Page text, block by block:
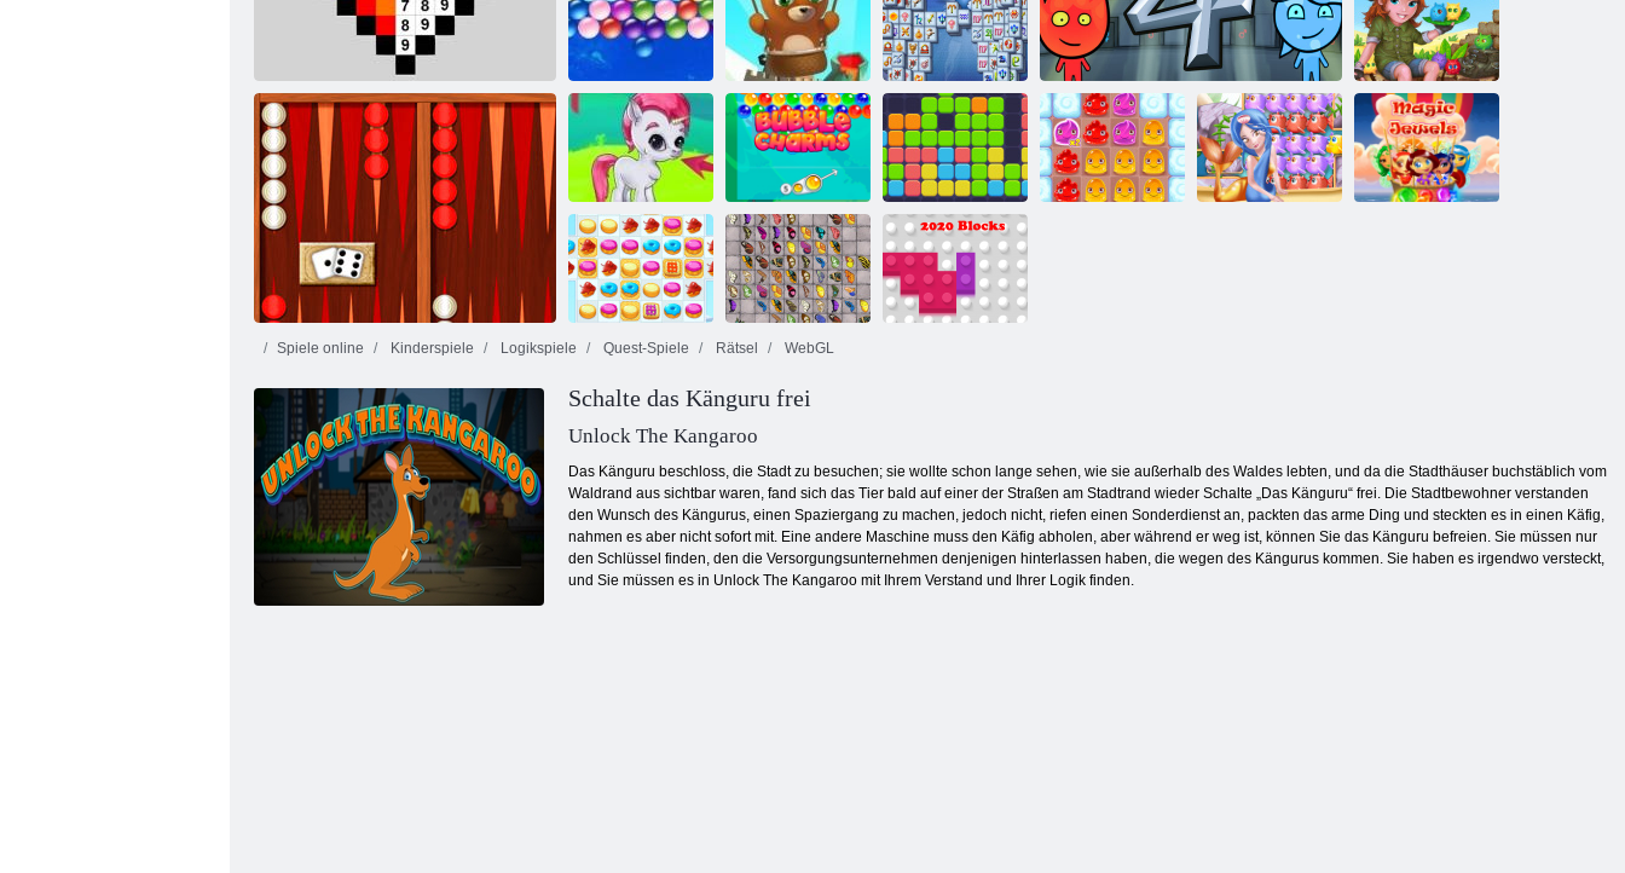
Pixel nach Zahlen
Scharfschützenangriff
Zwei Punk-
Rennen
Sportfahrradsimulator
Drift 3d
Schmetterlings
Kyodai
Endlose Bubbles
Bubble Shooter
endlos
Backgammon Classic
Mahjong
Fortuna
Tabby -Insel
Bubble Gemes -
3 Gewinnt
Bubble Charms 11x11
Cookie Crush 2
Schmetterlings
Kyodai HD
Spiele online Kinderspiele Logikspiele Quest-Spiele Rätsel WebGL
Schalte das Känguru frei
Unlock The Kangaroo
Das Känguru beschloss, die Stadt zu besuchen; sie wollte schon lange sehen, wie sie außerhalb des Waldes lebten, und da die Stadthäuser buchstäblich vom
Waldrand aus sichtbar waren, fand sich das Tier bald auf einer der Straßen am Stadtrand wieder Schalte „Das Känguru“ frei. Die Stadtbewohner verstanden
den Wunsch des Kängurus, einen Spaziergang zu machen, jedoch nicht, riefen einen Sonderdienst an, packten das arme Ding und steckten es in einen Käfig,
nahmen es aber nicht sofort mit. Eine andere Maschine muss den Käfig abholen, aber während er weg ist, können Sie das Känguru befreien. Sie müssen nur
den Schlüssel finden, den die Versorgungsunternehmen denjenigen hinterlassen haben, die wegen des Kängurus kommen. Sie haben es irgendwo versteckt,
und Sie müssen es in Unlock The Kangaroo mit Ihrem Verstand und Ihrer Logik finden.